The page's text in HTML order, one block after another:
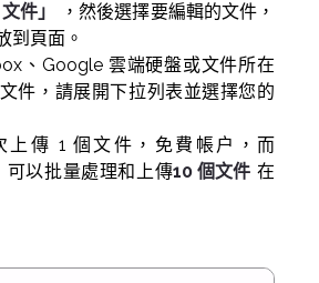
件」
，然後選擇要編輯的文件，
到頁面。
、Google 雲端硬盤或文件所在
件，請展開下拉列表並選擇您的
上傳 1 個文件，免費帳户，而
可以批量處理和上傳10 個文件 在